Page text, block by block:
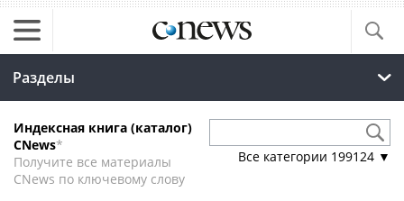
Разделы
Индексная книга (каталог)
CNews*
Получите все материалы
CNews по ключевому слову
Все категории 199124 ▼